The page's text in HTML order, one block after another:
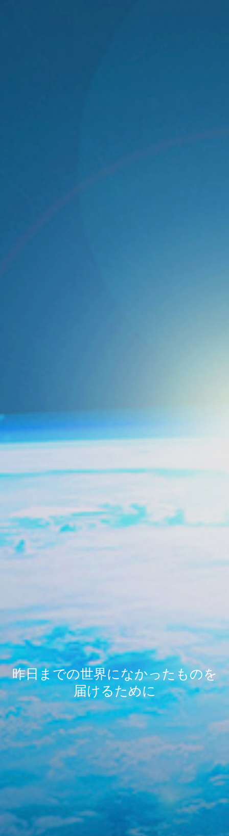
昨日までの世界になかったものを
届けるために